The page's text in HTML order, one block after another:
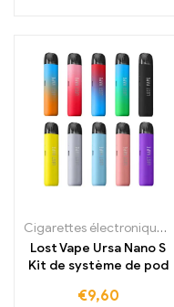
Cigarettes électroniques jetables
Lost Vape Ursa Nano S
Kit de système de pod
€9,60